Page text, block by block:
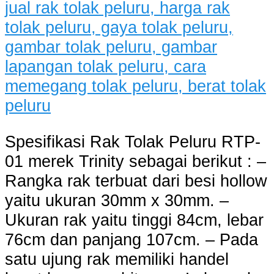
Spesifikasi Rak Tolak Peluru RTP-
01 merek Trinity sebagai berikut : –
Rangka rak terbuat dari besi hollow
yaitu ukuran 30mm x 30mm. –
Ukuran rak yaitu tinggi 84cm, lebar
76cm dan panjang 107cm. – Pada
satu ujung rak memiliki handel